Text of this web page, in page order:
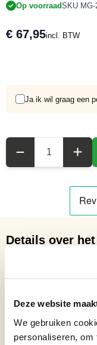
Deze website
We gebruiken
personaliseren,
Op voorraadSKU MG-
€ 67,95incl. BTW
Ja ik wil graag een
Details over
Netto gewicht: 2.62 kg
Breedte: 13,2 cm
Lengte: 27,5 cm
Formaat beelden